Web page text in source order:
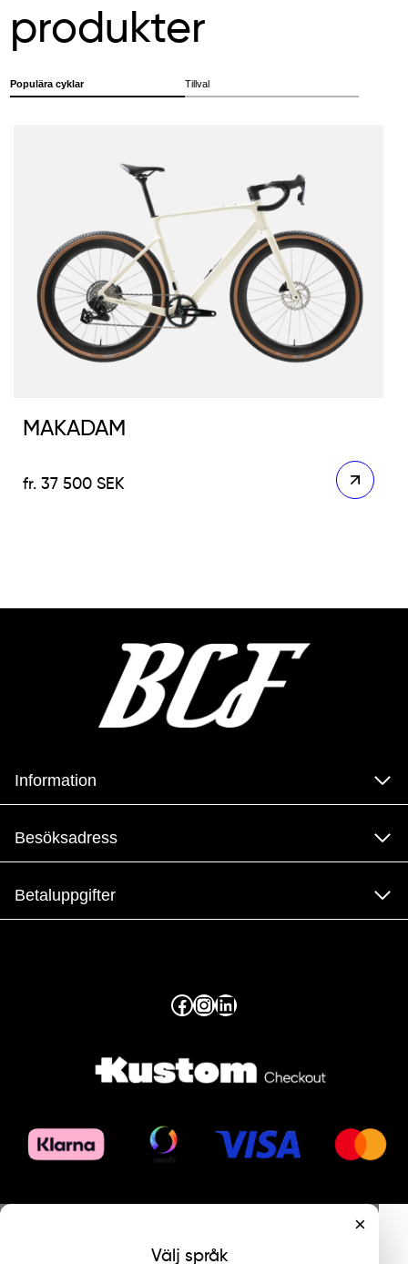
produkter
Populära cyklar Tillval
MAKADAM
37 500SEK
Information
Besöksadress
Betaluppgifter
Facebook
Instagram
LinkedIn
×
Välj språk